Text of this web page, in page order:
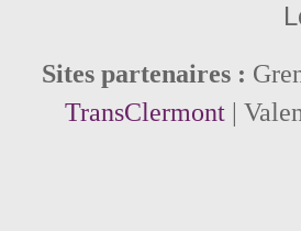
Sites partenaires :
TransClermont|